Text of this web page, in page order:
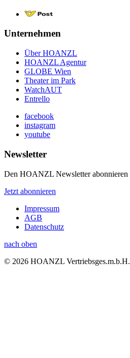
Unternehmen
Über HOANZL
HOANZL Agentur
GLOBE Wien
Theater im Park
WatchAUT
Entrello
facebook
instagram
youtube
Newsletter
Den HOANZL Newsletter abonnieren
Jetzt abonnieren
Impressum
AGB
Datenschutz
nach oben
© 2026 HOANZL Vertriebsges.m.b.H.